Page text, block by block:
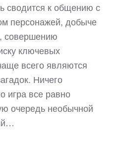
сводится к общению с
персонажей, добыче
совершению
ключевых
всего являются
Ничего
игра все равно
очередь необычной